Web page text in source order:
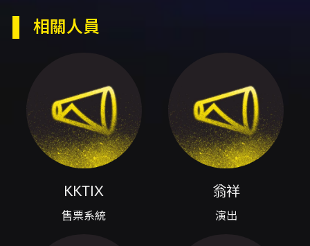
內容簡介
當晚演出者包括：翁祥、采子、禮韋、77莊永麒
與韓森博懿。 時間與地點 - 演出日期：
2026/06/13（六） - 進場時間：17:00 - 演出時
間：18:00（預計至22:00） - 演出地點：安
平・果然是你（台南市安平區運河路43-1號） 票
價與購票 - 票種（示例）：VIP套票 NT$1000 /
NT$850 / 身障票 NT$400（全區站席） - 購票
平台：KKTIX（僅接受已完成手機號碼及電子郵
件驗證之會員購買） - 購票注意事項：每筆訂單
相關人員
KKTIX
售票系統
翁祥
演出